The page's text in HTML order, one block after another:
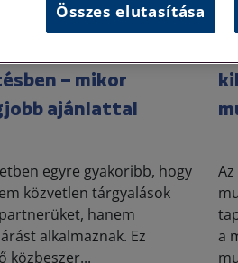
– mikor
ajánlattal
egyre gyakoribb, hogy
közvetlen tárgyalások
hanem
alkalmaznak. Ez
közbeszer...
a
Összes elutasítása